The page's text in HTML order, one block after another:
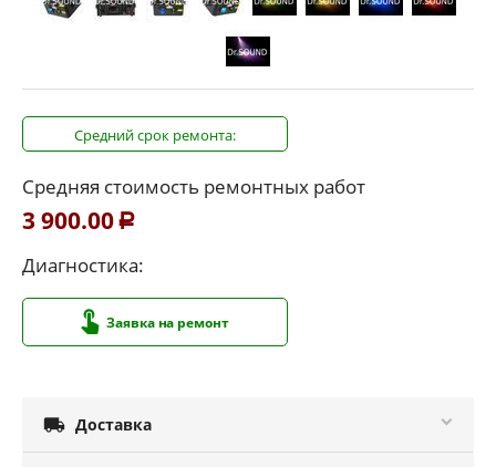
Средний срок ремонта:
Средняя стоимость ремонтных работ
3 900.00 Р
Диагностика:
Заявка на ремонт
 Доставка